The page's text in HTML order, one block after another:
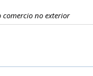
comercio no exterior